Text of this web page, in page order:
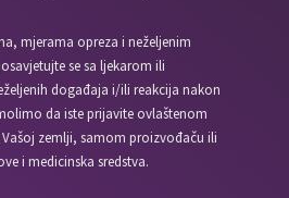
mjerama opreza i neželjenim
se sa ljekarom ili
događaja i/ili reakcija nakon
da iste prijavite ovlaštenom
zemlji, samom proizvođaču ili
i medicinska sredstva.